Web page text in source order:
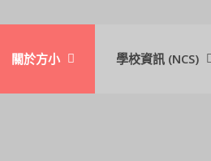
關於方小 學校資訊 (NCS)